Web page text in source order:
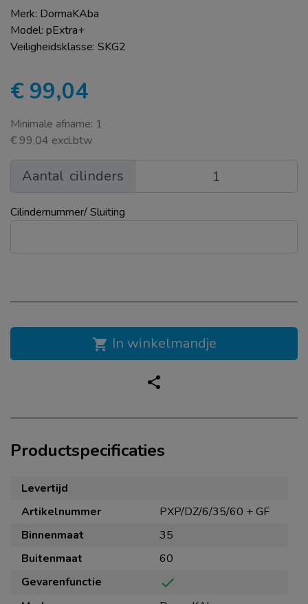
Productspecificaties
Levertijd
Artikelnummer
PXP/DZ/6/35/60 + GF
Binnenmaat
35
Buitenmaat
60
Gevarenfunctie
check
Merk: DormaKAba
Model: pExtra+
Veiligheidsklasse: SKG2
€ 99,04
Minimale afname: 1
€ 99,04 excl.btw
Aantal cilinders
Cilindernummer/ Sluiting
shopping_cart In winkelmandje
share